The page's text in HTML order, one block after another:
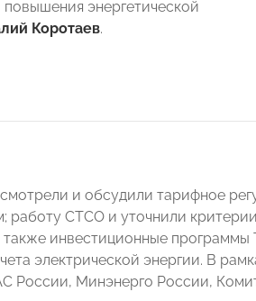
энергетической
Коротаев.
и обсудили тарифное
работу СТСО и уточнили
инвестиционные
электрической энергии. В
России, Минэнерго России,